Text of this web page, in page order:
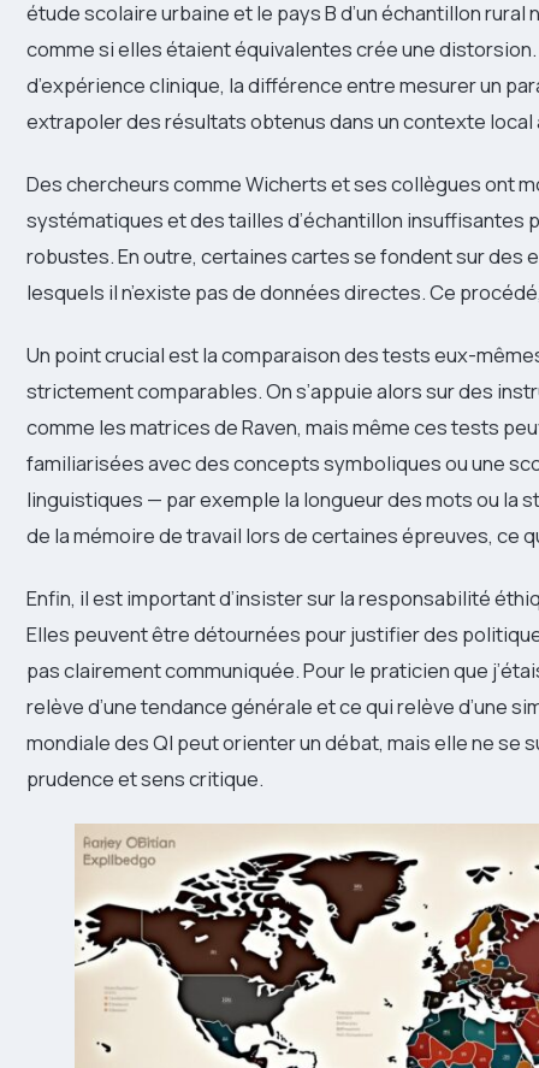
étude scolaire urbaine et le pays B d’un échantillon
comme si elles étaient équivalentes crée une
d’expérience clinique, la différence entre mesurer un
extrapoler des résultats obtenus dans un contexte local
Des chercheurs comme Wicherts et ses collègues ont
systématiques et des tailles d’échantillon insuffisantes
robustes. En outre, certaines cartes se fondent sur des
lesquels il n’existe pas de données directes. Ce
Un point crucial est la comparaison des tests eux-
strictement comparables. On s’appuie alors sur des
comme les matrices de Raven, mais même ces tests
familiarisées avec des concepts symboliques ou une
linguistiques — par exemple la longueur des mots ou la
de la mémoire de travail lors de certaines épreuves, ce
Enfin, il est important d’insister sur la responsabilité
Elles peuvent être détournées pour justifier des
pas clairement communiquée. Pour le praticien que
relève d’une tendance générale et ce qui relève d’une
mondiale des QI peut orienter un débat, mais elle ne se
prudence et sens critique.